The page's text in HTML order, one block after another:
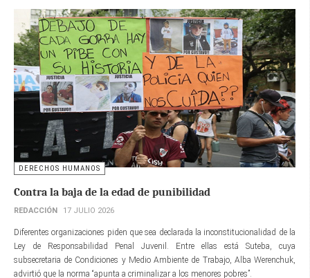
DERECHOS HUMANOS
Contra la baja de la edad de punibilidad
REDACCIÓN 17 JULIO 2026
Diferentes organizaciones piden que sea declarada la inconstitucionalidad de la
Ley de Responsabilidad Penal Juvenil. Entre ellas está Suteba, cuya
subsecretaria de Condiciones y Medio Ambiente de Trabajo, Alba Werenchuk,
advirtió que la norma “apunta a criminalizar a los menores pobres”.